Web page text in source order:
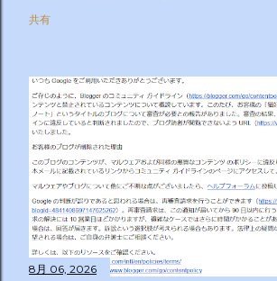
共有
8月 06, 2026